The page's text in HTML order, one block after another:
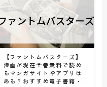
【ファントムバスターズ】
漫画が現在全巻無料で読め
るマンガサイトやアプリは
ある？おすすめ電子書籍・